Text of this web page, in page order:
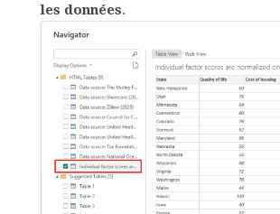
les données.